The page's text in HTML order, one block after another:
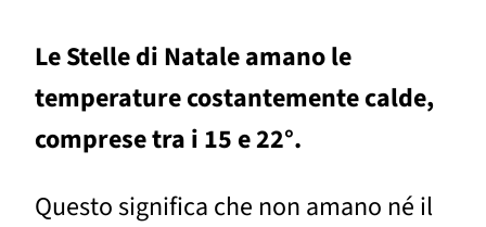
Le Stelle di Natale amano le
temperature costantemente calde,
comprese tra i 15 e 22°.
Questo significa che non amano né il